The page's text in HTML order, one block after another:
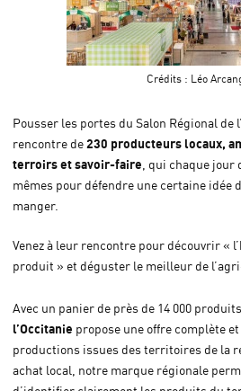
Crédits : Léo
Pousser les portes du Salon Régional de
rencontre de230 producteurs locaux,
terroirs et savoir-faire , qui chaque
mêmes pour défendre une certaine idée
manger.
Venez à leur rencontre pour découvrir «
produit » et déguster le meilleur de
Avec un panier de près de 14 000
l’Occitanie propose une offre complète
productions issues des territoires de la
achat local, notre marque régionale